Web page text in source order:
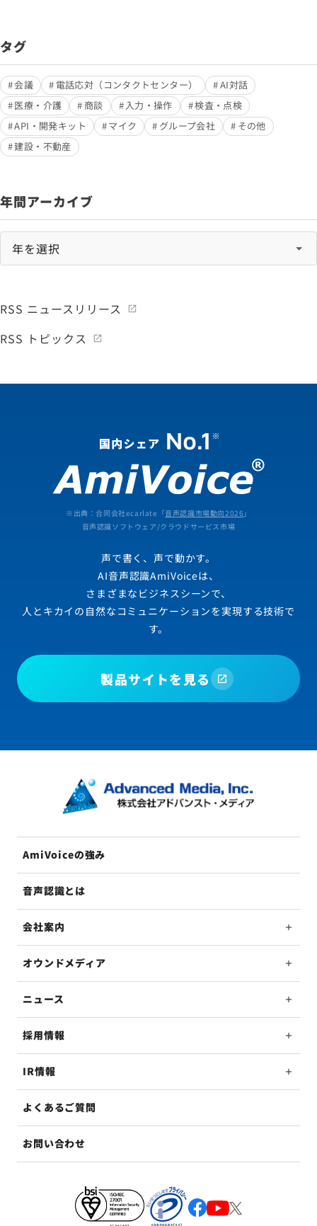
タグ
会議 電話応対（コンタクトセンター）
AI対話
医療・介護
商談 入力・操作
検査・点検
API・開発キット
マイク グループ会社
その他
建設・不動産
年間アーカイブ
RSS ニュースリリース
RSS トピックス
※出典：合同会社ecarlate「音声認識市場動向2026 」
音声認識ソフトウェア/クラウドサービス市場
声で書く、声で動かす。
AI音声認識AmiVoiceは、
さまざまなビジネスシーンで、
人とキカイの自然なコミュニケーションを実現する技術で
す。
製品サイトを見る
AmiVoiceの強み
音声認識とは
会社案内
オウンドメディア
ニュース
採用情報
IR情報
よくあるご質問
お問い合わせ